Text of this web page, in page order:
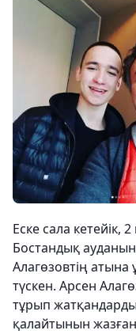
Еске сала кетейік,
Бостандық
Алагөзовтің
түскен. Арсен
тұрып
қалайтынын